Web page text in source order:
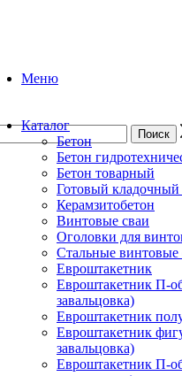
Меню
Каталог
Бетон
Бетон
Бетон товарный
Готовый кладочный
Керамзитобетон
Винтовые сваи
Оголовки для
Стальные
Евроштакетник
Евроштакетник П-
завальцовка)
Евроштакетник
Евроштакетник
завальцовка)
Евроштакетник П-